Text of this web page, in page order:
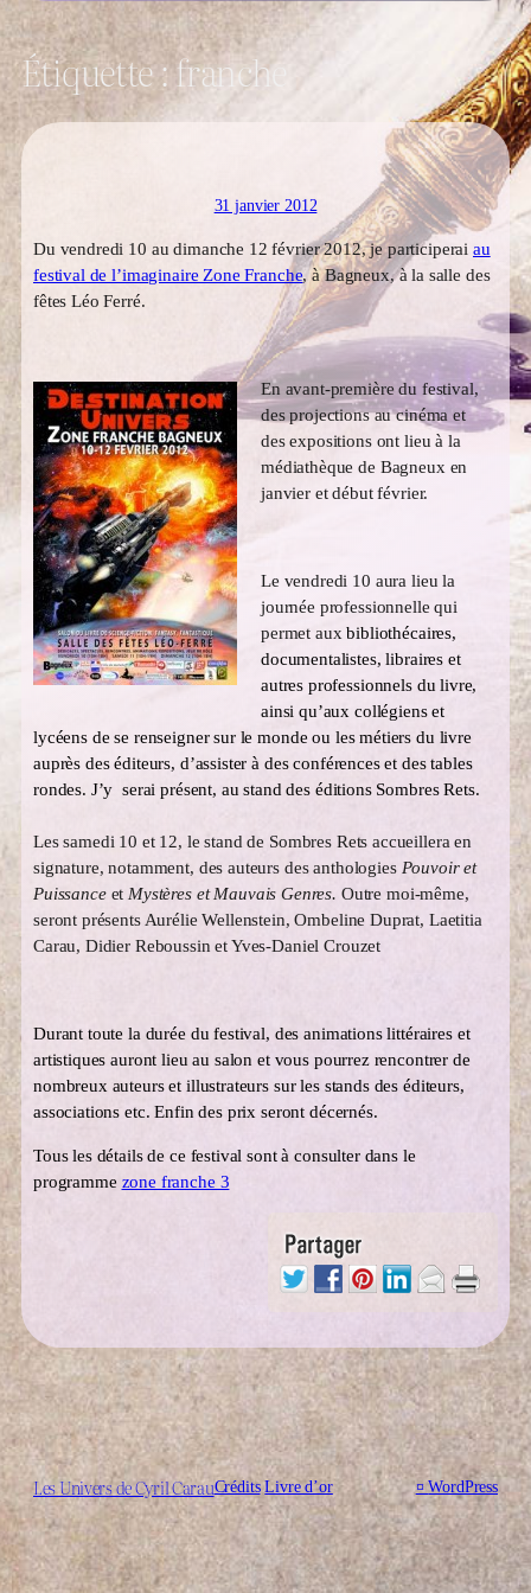
Étiquette :franche
31 janvier 2012
Du vendredi 10 au dimanche 12 février 2012, je participerai au
festival de l’imaginaire Zone Franche, à Bagneux, à la salle des
fêtes Léo Ferré.
En avant-première du festival,
des projections au cinéma et
des expositions ont lieu à la
médiathèque de Bagneux en
janvier et début février.
Le vendredi 10 aura lieu la
journée professionnelle qui
permet auxbibliothécaires,
documentalistes, libraires et
autres professionnels du livre,
ainsi qu’aux collégiens et
lycéens de se renseigner sur le monde ou les métiers du livre
auprès des éditeurs, d’assister à des conférences et des tables
rondes. J’y serai présent, au stand des éditions Sombres Rets.
Les samedi 10 et 12, le stand de Sombres Rets accueillera en
signature, notamment, des auteurs des anthologies Pouvoir et
Puissanceet Mystères et Mauvais Genres. Outre moi-même,
seront présents Aurélie Wellenstein, Ombeline Duprat, Laetitia
Carau, Didier Reboussin et Yves-Daniel Crouzet
Durant toute la durée du festival, des animations littéraires et
artistiques auront lieu au salon et vous pourrez rencontrer de
nombreux auteurs et illustrateurs sur les stands des éditeurs,
associations etc. Enfin des prix seront décernés.
Tous les détails de ce festival sont à consulter dans le
programme zone franche 3
Les Univers de Cyril CarauCrédits Livre d’or ¤WordPress